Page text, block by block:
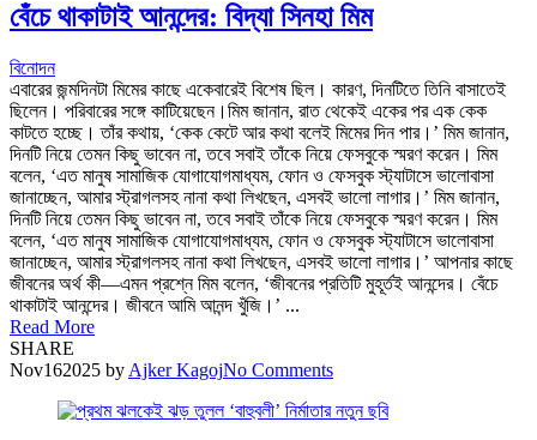
বেঁচে থাকাটাই আনন্দের: বিদ্যা সিনহা মিম
বিনোদন
এবারের জন্মদিনটা মিমের কাছে একেবারেই বিশেষ ছিল। কারণ, দিনটিতে তিনি বাসাতেই
ছিলেন। পরিবারের সঙ্গে কাটিয়েছেন।মিম জানান, রাত থেকেই একের পর এক কেক
কাটতে হচ্ছে। তাঁর কথায়, ‘কেক কেটে আর কথা বলেই মিমের দিন পার।’ মিম জানান,
দিনটি নিয়ে তেমন কিছু ভাবেন না, তবে সবাই তাঁকে নিয়ে ফেসবুকে স্মরণ করেন। মিম
বলেন, ‘এত মানুষ সামাজিক যোগাযোগমাধ্যম, ফোন ও ফেসবুক স্ট্যাটাসে ভালোবাসা
জানাচ্ছেন, আমার স্ট্রাগলসহ নানা কথা লিখছেন, এসবই ভালো লাগার।’ মিম জানান,
দিনটি নিয়ে তেমন কিছু ভাবেন না, তবে সবাই তাঁকে নিয়ে ফেসবুকে স্মরণ করেন। মিম
বলেন, ‘এত মানুষ সামাজিক যোগাযোগমাধ্যম, ফোন ও ফেসবুক স্ট্যাটাসে ভালোবাসা
জানাচ্ছেন, আমার স্ট্রাগলসহ নানা কথা লিখছেন, এসবই ভালো লাগার।’ আপনার কাছে
জীবনের অর্থ কী—এমন প্রশ্নে মিম বলেন, ‘জীবনের প্রতিটি মুহূর্তই আনন্দের। বেঁচে
থাকাটাই আনন্দের। জীবনে আমি আনন্দ খুঁজি।’ ...
Read More
SHARE
Nov162025 by Ajker KagojNo Comments